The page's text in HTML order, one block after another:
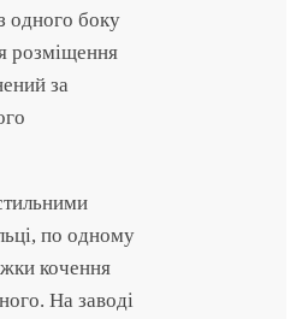
одного боку
розміщення
за
по одному
кочення
На заводі